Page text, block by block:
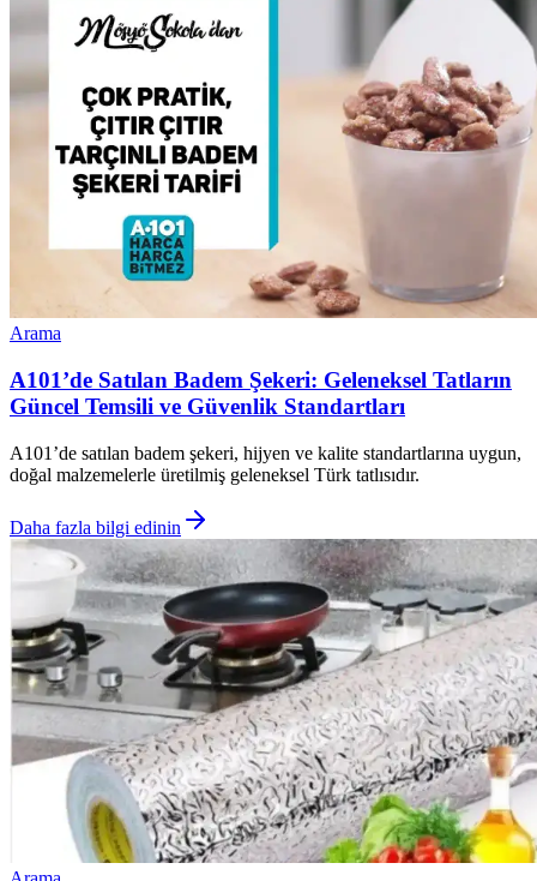
Arama
A101’de Satılan Badem Şekeri: Geleneksel Tatların
Güncel Temsili ve Güvenlik Standartları
A101’de satılan badem şekeri, hijyen ve kalite standartlarına uygun,
doğal malzemelerle üretilmiş geleneksel Türk tatlısıdır.
Daha fazla bilgi edinin